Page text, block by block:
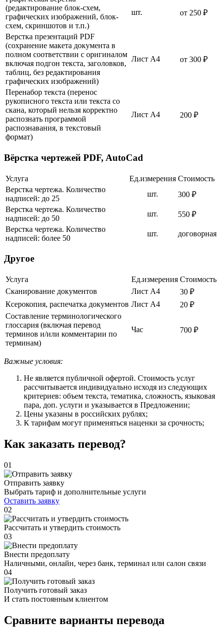
(редактирование блок-схем,
графических изображений, блок-
схем, скриншотов и т.п.)
шт. от 250 ₽
Верстка презентаций PDF
(сохранение макета документа в
полном соответствии с оригиналом
включая подгон текста, заголовков,
таблиц, без редактирования
графических изображений)
Лист А4 от 300 ₽
Перенабор текста (перенос
рукописного текста или текста со
скана, который нельзя корректно
распознать программой
распознавания, в текстовый
формат)
Лист А4 200 ₽
Вёрстка чертежей PDF, AutoCad
Услуга Ед.измерения Стоимость
Верстка чертежа. Количество
надписей: до 25
шт.
300 ₽
Верстка чертежа. Количество
надписей: до 50
шт.
550 ₽
Верстка чертежа. Количество
надписей: более 50
шт. договорная
Другое
Услуга Ед.измерения Стоимость
Сканирование документов
Лист А4
30 ₽
Ксерокопия, распечатка документов Лист А4
20 ₽
Составление терминологического
глоссария (включая перевод
терминов и/или комментарии по
терминам)
Час 700 ₽
Важные условия:
Не является публичной офертой. Стоимость услуг
рассчитывается индивидуально исходя из следующих
критериев: объем текста, тематика, сложность, языковая
пара, доп. услуги и указывается в Предложении;
Цены указаны в российских рублях;
К тарифам могут применяться наценки за срочность;
Как заказать перевод?
01
Отправить заявку
Выбрать тариф и дополнительные услуги
Оставить заявку
02
Рассчитать и утвердить стоимость
03
Внести предоплату
Наличными, онлайн, через банк, терминал или салон связи
04
Получить готовый заказ
И стать постоянным клиентом
Сравните варианты перевода